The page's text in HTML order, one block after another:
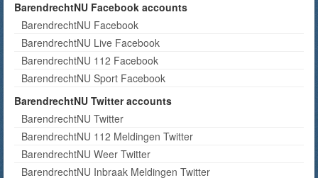
BarendrechtNU Facebook accounts
BarendrechtNU Facebook
BarendrechtNU Live Facebook
BarendrechtNU 112 Facebook
BarendrechtNU Sport Facebook
BarendrechtNU Twitter accounts
BarendrechtNU Twitter
BarendrechtNU 112 Meldingen Twitter
BarendrechtNU Weer Twitter
BarendrechtNU Inbraak Meldingen Twitter